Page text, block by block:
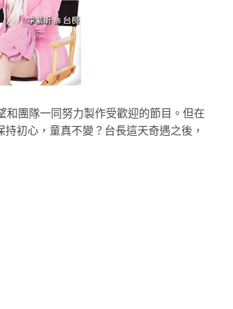
和團隊一同努力製作受歡迎的節目。但在
初心，童真不變？台長這天奇遇之後，